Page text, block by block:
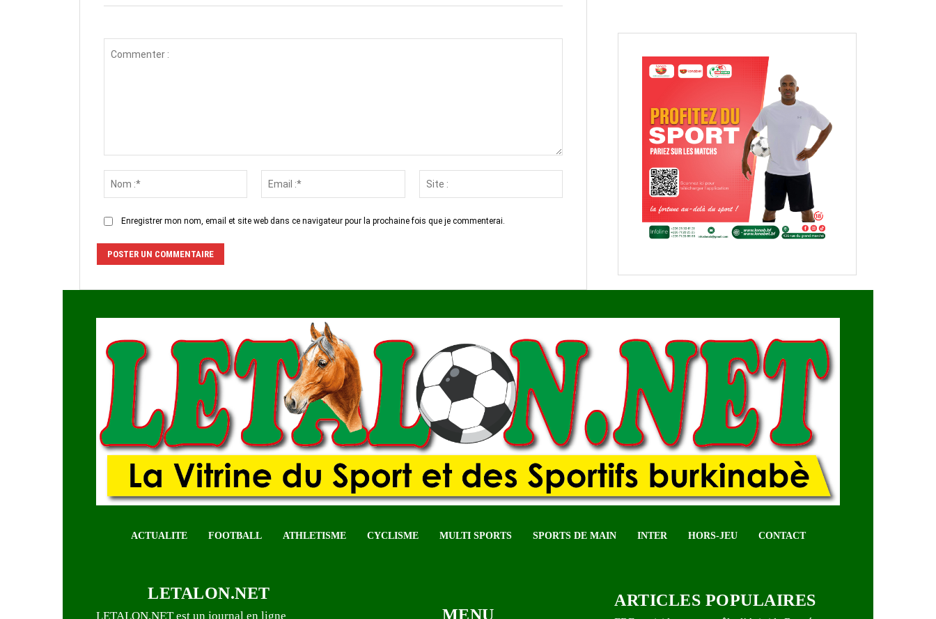
Enregistrer mon nom, email et site web dans ce navigateur pour la prochaine fois que je commenterai.
ACTUALITE FOOTBALL ATHLETISME CYCLISME MULTI SPORTS SPORTS DE MAIN INTER HORS-JEU CONTACT
LETALON.NET
LETALON.NET est un journal en ligne MENU
ARTICLES POPULAIRES